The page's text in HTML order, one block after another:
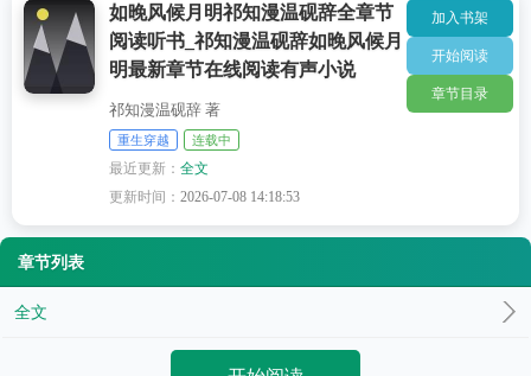
如晚风候月明祁知漫温砚辞全章节
阅读听书_祁知漫温砚辞如晚风候月
明最新章节在线阅读有声小说
祁知漫温砚辞 著
重生穿越 连载中
最近更新：全文
更新时间：2026-07-08 14:18:53
加入书架
开始阅读
章节目录
章节列表
全文